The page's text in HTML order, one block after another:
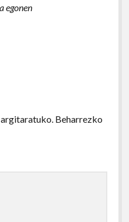
egonen
argitaratuko. Beharrezko